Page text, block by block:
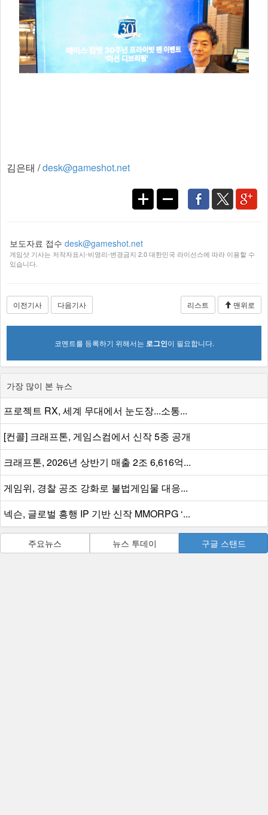
김은태 /desk@gameshot.net
보도자료 접수 desk@gameshot.net
게임샷 기사는 저작자표시-비영리-변경금지 2.0 대한민국 라이선스에 따라 이용할 수
있습니다.
이전기사 다음기사 리스트 맨위로
코멘트를 등록하기 위해서는 로그인이 필요합니다.
가장 많이 본 뉴스
프로젝트 RX, 세계 무대에서 눈도장...소통...
[컨콜] 크래프톤, 게임스컴에서 신작 5종 공개
크래프톤, 2026년 상반기 매출 2조 6,616억...
게임위, 경찰 공조 강화로 불법게임물 대응...
넥슨, 글로벌 흥행 IP 기반 신작 MMORPG ‘...
주요뉴스 뉴스 투데이 구글 스탠드